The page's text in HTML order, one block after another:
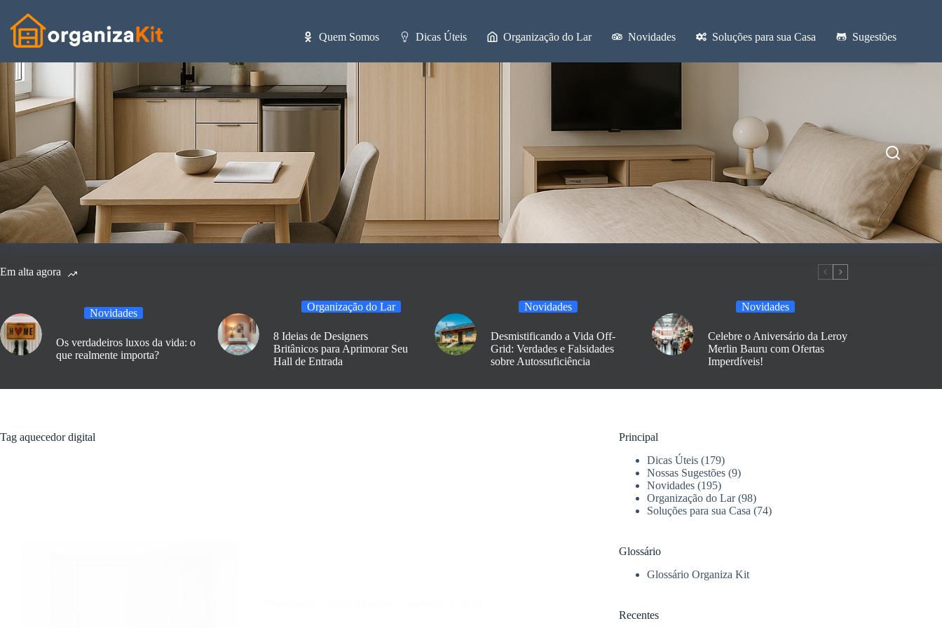
conteúdo
Quem Somos Dicas Úteis Organização do Lar Novidades Soluções para sua Casa Sugestões
Em alta agora
Novidades
Os verdadeiros luxos da vida: o
que realmente importa?
Organização do Lar
8 Ideias de Designers
Britânicos para Aprimorar Seu
Hall de Entrada
Novidades
Desmistificando a Vida Off-
Grid: Verdades e Falsidades
sobre Autossuficiência
Novidades
Celebre o Aniversário da Leroy
Merlin Bauru com Ofertas
Imperdíveis!
Tag aquecedor digital
Principal
Dicas Úteis (179)
Nossas Sugestões (9)
Novidades (195)
Organização do Lar(98)
Soluções para sua Casa (74)
Glossário
Glossário Organiza Kit
Recentes